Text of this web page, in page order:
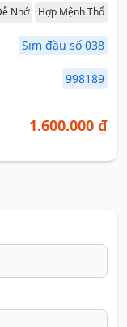
Nhớ Hợp Mệnh Thổ
Sim đầu số 038
998189
1.600.000 ₫